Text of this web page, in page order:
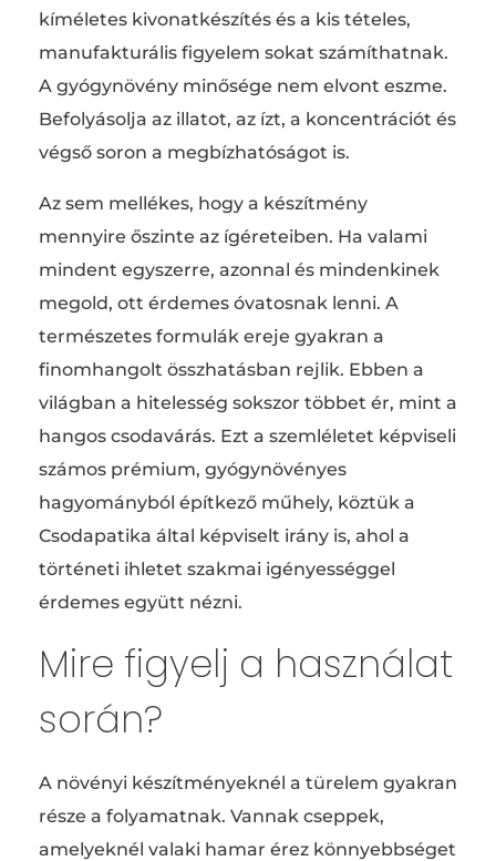
kíméletes kivonatkészítés és a kis tételes,
manufakturális figyelem sokat számíthatnak.
A gyógynövény minősége nem elvont eszme.
Befolyásolja az illatot, az ízt, a koncentrációt és
végső soron a megbízhatóságot is.
Az sem mellékes, hogy a készítmény
mennyire őszinte az ígéreteiben. Ha valami
mindent egyszerre, azonnal és mindenkinek
megold, ott érdemes óvatosnak lenni. A
természetes formulák ereje gyakran a
finomhangolt összhatásban rejlik. Ebben a
világban a hitelesség sokszor többet ér, mint a
hangos csodavárás. Ezt a szemléletet képviseli
számos prémium, gyógynövényes
hagyományból építkező műhely, köztük a
Csodapatika által képviselt irány is, ahol a
történeti ihletet szakmai igényességgel
érdemes együtt nézni.
Mire figyelj a használat
során?
A növényi készítményeknél a türelem gyakran
része a folyamatnak. Vannak cseppek,
amelyeknél valaki hamar érez könnyebbséget